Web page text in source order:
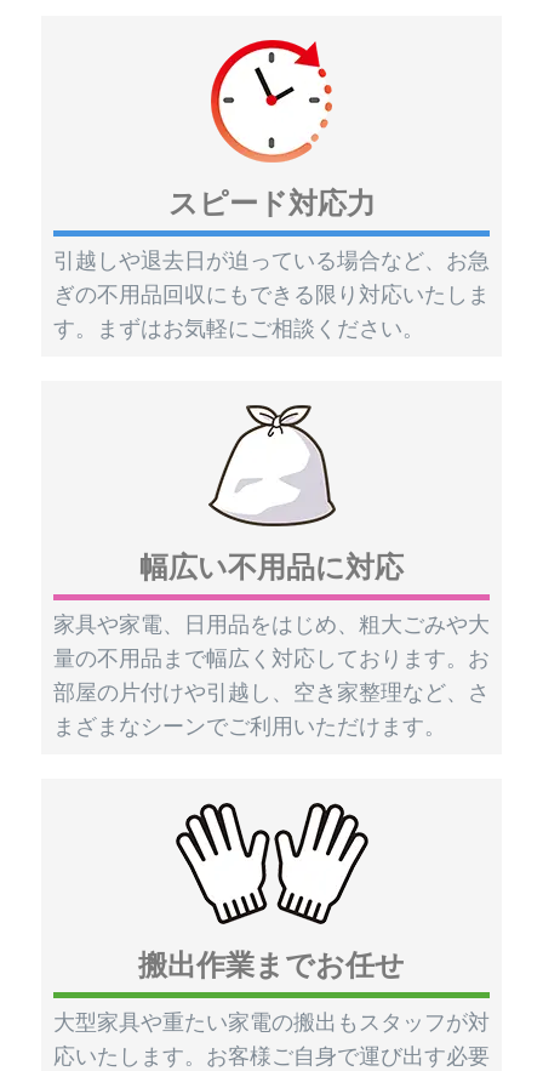
スピード対応力
引越しや退去日が迫っている場合など、お急
ぎの不用品回収にもできる限り対応いたしま
す。まずはお気軽にご相談ください。
幅広い不用品に対応
家具や家電、日用品をはじめ、粗大ごみや大
量の不用品まで幅広く対応しております。お
部屋の片付けや引越し、空き家整理など、さ
まざまなシーンでご利用いただけます。
搬出作業までお任せ
大型家具や重たい家電の搬出もスタッフが対
応いたします。お客様ご自身で運び出す必要